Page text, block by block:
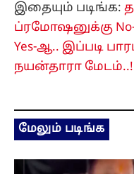
இதையும் படிங்க:
ப்ரமோஷனுக்கு
Yes-ஆ.. இப்படி
நயன்தாரா மேடம்..!
மேலும் படிங்க